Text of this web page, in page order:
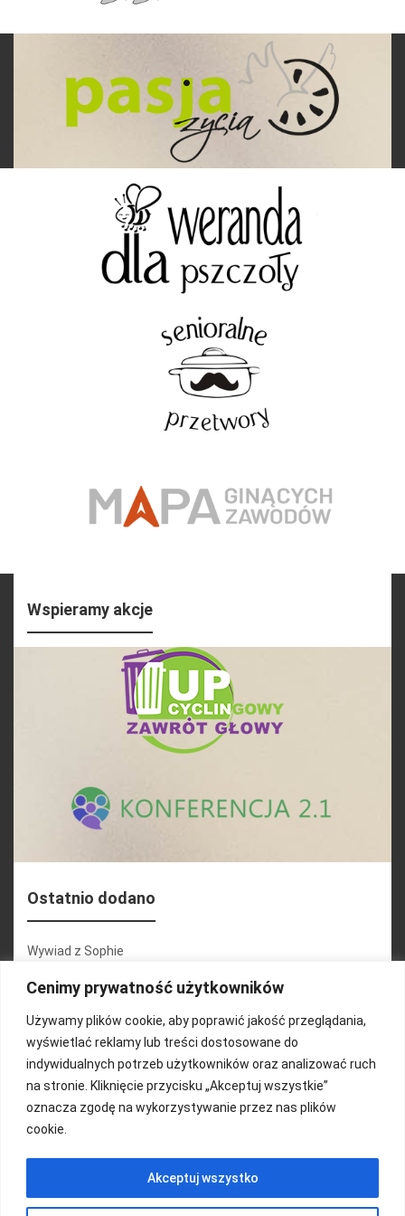
Cenimy prywatność użytkowników
Używamy plików cookie, aby poprawić jakość przeglądania,
wyświetlać reklamy lub treści dostosowane do
indywidualnych potrzeb użytkowników oraz analizować ruch
na stronie. Kliknięcie przycisku „Akceptuj wszystkie”
oznacza zgodę na wykorzystywanie przez nas plików
cookie.
Akceptuj wszystko
Wspieramy akcje
Ostatnio dodano
Wywiad z Sophie
Konferencja 2.1
Martyna Wojciechowska
Relacja zdjęciowa 25.09.2024r (cz.2)
Wywiady z uczestnikami
FUNDACJA KOLOROWO